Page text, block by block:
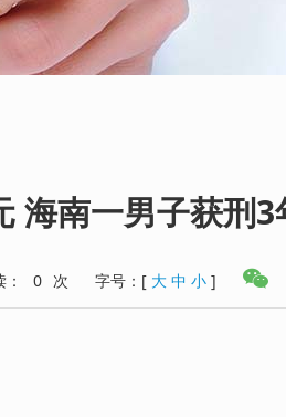
海南一男子获刑3
0 次 字号： [ 大 中 小 ]